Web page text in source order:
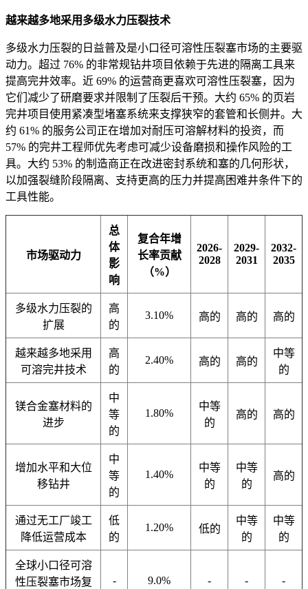
越来越多地采用多级水力压裂技术
多级水力压裂的日益普及是小口径可溶性压裂塞市场的主要驱
动力。超过 76% 的非常规钻井项目依赖于先进的隔离工具来
提高完井效率。近 69% 的运营商更喜欢可溶性压裂塞，因为
它们减少了研磨要求并限制了压裂后干预。大约 65% 的页岩
完井项目使用紧凑型堵塞系统来支撑狭窄的套管和长侧井。大
约 61% 的服务公司正在增加对耐压可溶解材料的投资，而
57% 的完井工程师优先考虑可减少设备磨损和操作风险的工
具。大约 53% 的制造商正在改进密封系统和塞的几何形状，
以加强裂缝阶段隔离、支持更高的压力并提高困难井条件下的
工具性能。
市场驱动力
总
体
影
响
复合年增
长率贡献
（%）
2026-
2028
2029-
2031
2032-
2035
多级水力压裂的
扩展
高
的
3.10% 高的 高的 高的
越来越多地采用
可溶完井技术
高
的
2.40% 高的 高的
中等
的
镁合金塞材料的
进步
中
等
的
1.80%
中等
的
高的 高的
增加水平和大位
移钻井
中
等
的
1.40%
中等
的
中等
的
高的
通过无工厂竣工
降低运营成本
低
的
1.20% 低的
中等
的
中等
的
全球小口径可溶
性压裂塞市场复
- 9.0% - - -